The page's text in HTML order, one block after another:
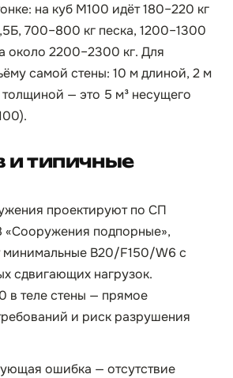
на куб М100 идёт 180–220 кг
700–800 кг песка, 1200–1300
около 2200–2300 кг. Для
самой стены: 10 м длиной, 2 м
— это 5 м³ несущего
и типичные
проектируют по СП
«Сооружения подпорные»,
минимальные B20/F150/W6 с
сдвигающих нагрузок.
в теле стены — прямое
и риск разрушения
ошибка — отсутствие